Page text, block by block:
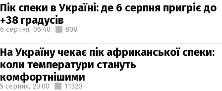
Пік спеки в Україні: де 6 серпня пригріє до
+38 градусів
6 серпня, 06:40 808
На Україну чекає пік африканської спеки:
коли температури стануть
комфортнішими
5 серпня, 20:00 11320